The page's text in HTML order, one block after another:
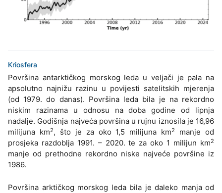
Kriosfera
Površina antarktičkog morskog leda u veljači je pala na
apsolutno najnižu razinu u povijesti satelitskih mjerenja
(od 1979. do danas). Površina leda bila je na rekordno
niskim razinama u odnosu na doba godine od lipnja
nadalje. Godišnja najveća površina u rujnu iznosila je 16,96
milijuna km2, što je za oko 1,5 milijuna km2
manje od
prosjeka razdoblja 1991. – 2020. te za oko 1 milijun km2
manje od prethodne rekordno niske najveće površine iz
1986.
Površina arktičkog morskog leda bila je daleko manja od